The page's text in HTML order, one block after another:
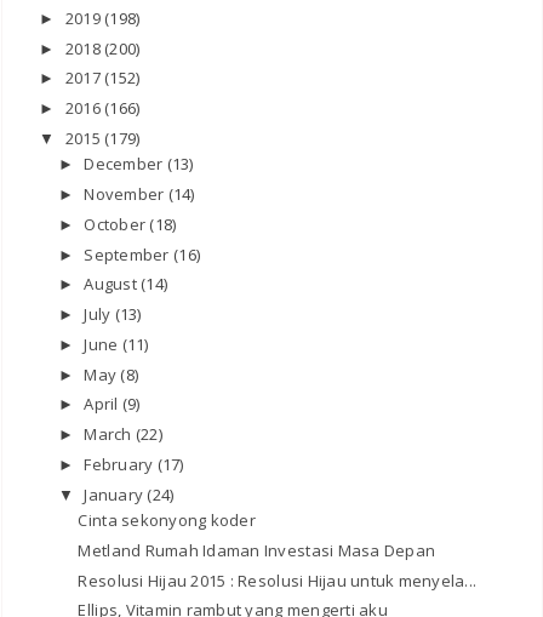
► 2019 (198)
► 2018 (200)
► 2017 (152)
► 2016 (166)
▼ 2015 (179)
►December (13)
►November (14)
► October (18)
► September (16)
►August (14)
►July (13)
►June (11)
►May (8)
►April (9)
►March (22)
►February (17)
▼January (24)
Cinta sekonyong koder
Metland Rumah Idaman Investasi Masa Depan
Resolusi Hijau 2015 : Resolusi Hijau untuk menyela...
Ellips, Vitamin rambut yang mengerti aku